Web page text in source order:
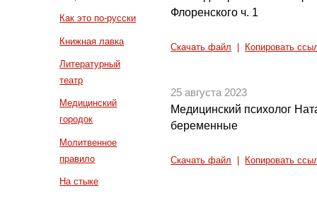
Как это по-русски
Книжная лавка
Литературный
театр
Медицинский
городок
Молитвенное
правило
На стыке
Флоренского ч. 1
Скачать файл Копировать
25 августа 2023
Медицинский психолог
беременные
Скачать файл Копировать